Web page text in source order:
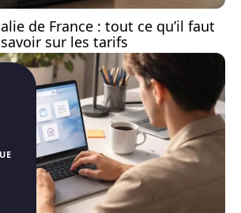
de France : tout ce qu’il faut
savoir sur les tarifs